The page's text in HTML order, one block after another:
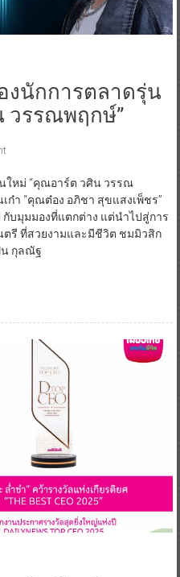
งนักการตลาดรุ่น
วรรณพฤกษ์”
ใหม่ “คุณอาร์ต วศิน วรรณ
ก๋า “คุณต๋อง อภิชา สุขแสงเพ็ชร”
กับมุมมองที่แตกต่าง แต่นำไปสู่การ
รี ที่สวยงามและมีชีวิต ชมมิวสิก
น กุลณัฐ